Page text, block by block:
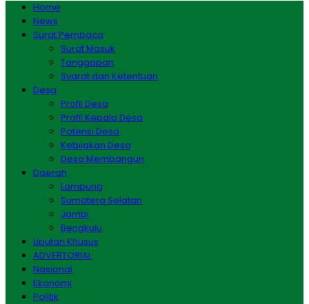
Home
News
Surat Pembaca
Surat Masuk
Tanggapan
Syarat dan Ketentuan
Desa
Profil Desa
Profil Kepala Desa
Potensi Desa
Kebijakan Desa
Desa Membangun
Daerah
Lampung
Sumatera Selatan
Jambi
Bengkulu
Liputan Khusus
ADVERTORIAL
Nasional
Ekonomi
Politik